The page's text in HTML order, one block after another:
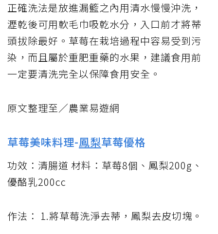
正確洗法是放進漏籃之內用清水慢慢沖洗，
瀝乾後可用軟毛巾吸乾水分，入口前才將蒂
頭拔除最好。草莓在栽培過程中容易受到污
染，而且屬於重肥重藥的水果，建議食用前
一定要清洗完全以保障食用安全。
原文整理至／農業易遊網
草莓美味料理-鳳梨草莓優格
功效：清腸道 材料：草莓8個、鳳梨200g、
優酪乳200cc
作法： 1.將草莓洗淨去蒂，鳳梨去皮切塊。